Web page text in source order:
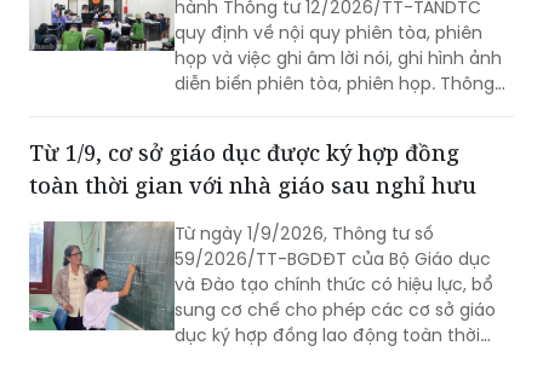
Thẩm phán cho phép
(PLVN) - Tòa án nhân dân tối cao ban
hành Thông tư 12/2026/TT-TANDTC
họp và việc ghi âm lời nói, ghi hình ảnh
diễn biến phiên tòa, phiên họp. Thông
tư 12/2026/TT-TANDTC có hiệu lực từ
Từ 1/9, cơ sở giáo dục được ký hợp đồng
toàn thời gian với nhà giáo sau nghỉ hưu
Từ ngày 1/9/2026, Thông tư số
59/2026/TT-BGDĐT của Bộ Giáo dục